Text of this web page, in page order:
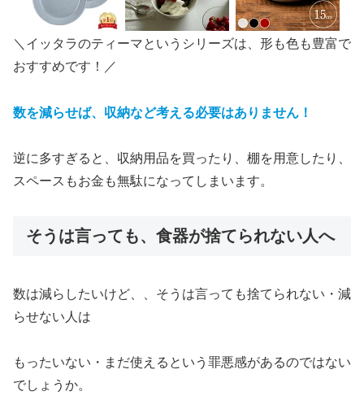
＼イッタラのティーマというシリーズは、形も色も豊富で
おすすめです！／
数を減らせば、収納など考える必要はありません！
逆に多すぎると、収納用品を買ったり、棚を用意したり、
スペースもお金も無駄になってしまいます。
そうは言っても、食器が捨てられない人へ
数は減らしたいけど、、そうは言っても捨てられない・減
らせない人は
もったいない・まだ使えるという罪悪感があるのではない
でしょうか。